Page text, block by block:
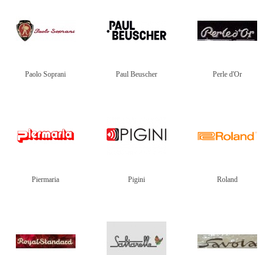
Paolo Soprani Paul Beuscher Perle d'Or
Piermaria Pigini Roland